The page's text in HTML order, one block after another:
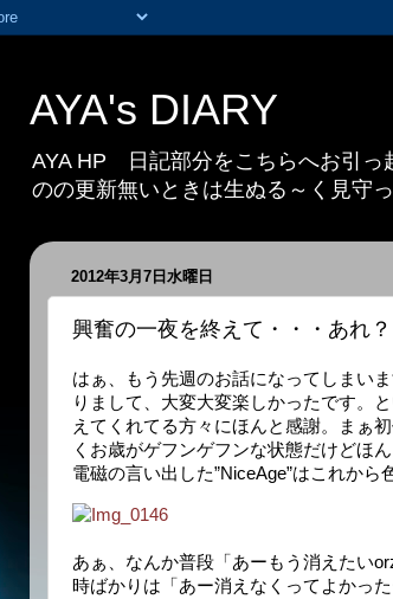
AYA's DIARY
AYA HP 日記部分をこちらへお引っ
のの更新無いときは生ぬる～く見守
2012年3月7日水曜日
興奮の一夜を終えて・・・あれ
はぁ、もう先週のお話になってしまい
りまして、大変大変楽しかったです。
えてくれてる方々にほんと感謝。まぁ
くお歳がゲフンゲフンな状態だけどほ
電磁の言い出した”NiceAge”はこれから
あぁ、なんか普段「あーもう消えたい
時ばかりは「あー消えなくってよかっ